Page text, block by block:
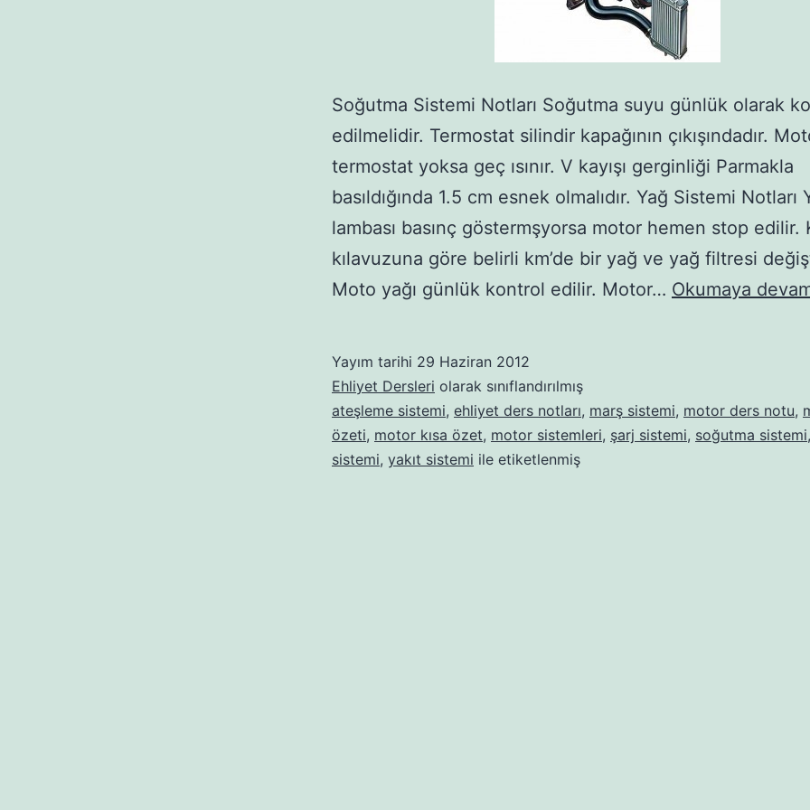
Soğutma Sistemi Notları Soğutma suyu günlük olarak
edilmelidir. Termostat silindir kapağının çıkışındadır.
termostat yoksa geç ısınır. V kayışı gerginliği Parmakla
basıldığında 1.5 cm esnek olmalıdır. Yağ Sistemi Notları
lambası basınç göstermşyorsa motor hemen stop edilir.
kılavuzuna göre belirli km’de bir yağ ve yağ filtresi
Moto yağı günlük kontrol edilir. Motor… Okumaya
Yayım tarihi 29 Haziran 2012
Ehliyet Dersleri olarak sınıflandırılmış
ateşleme sistemi, ehliyet ders notları, marş sistemi, motor ders notu,
özeti, motor kısa özet, motor sistemleri, şarj sistemi, soğutma sistemi
sistemi, yakıt sistemi ile etiketlenmiş